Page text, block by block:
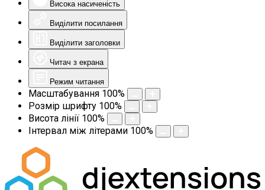
Висока насиченість
Виділити посилання
Виділити заголовки
Читач з екрана
Режим читання
Масштабування 100%
Розмір шрифту 100%
Висота лінії 100%
Інтервал між літерами 100%